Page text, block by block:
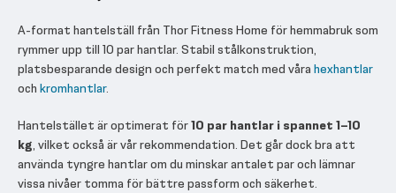
A-format hantelställ från Thor Fitness Home för hemmabruk som
rymmer upp till 10 par hantlar. Stabil stålkonstruktion,
platsbesparande design och perfekt match med våra hexhantlar
och kromhantlar.
Hantelstället är optimerat för10 par hantlar i spannet 1–10
kg, vilket också är vår rekommendation. Det går dock bra att
använda tyngre hantlar om du minskar antalet par och lämnar
vissa nivåer tomma för bättre passform och säkerhet.